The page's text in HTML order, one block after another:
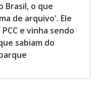
Brasil, o que
de arquivo'. Ele
e vinha sendo
sabiam do